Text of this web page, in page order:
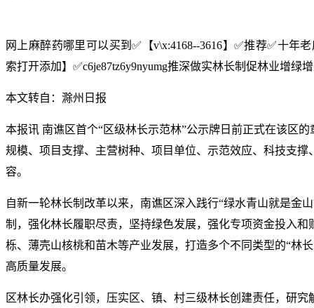
网上麻醉药哪里可以买到✅【v\x:4168--3616】✅推荐✅十年
索打开添加】✅c6je87tz6y9nyumg推深做实林长制促林业增绿
本文转自：滁州日报
本报讯 南谯区首个“区级林长示范林”公示牌日前正式在该区
规模、项目支撑、主营树种、项目单位、示范效应、科技支撑
容。
自新一轮林长制改革以来，南谯区深入践行“绿水青山就是金
制，强化林长履职尽责，坚持绿色发展，强化专项资金投入和
栎、薄壳山核桃和苗木等产业发展，打造多个不同类型的“林
高质量发展。
区林长办强化引领，压实区、镇、村三级林长创建责任，研